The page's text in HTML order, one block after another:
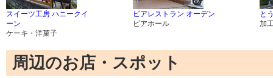
スイーツ工房 ハニークイ
ーン
ケーキ・洋菓子
ビアレストラン オーデン
ビアホール
と
加
周辺のお店・スポット